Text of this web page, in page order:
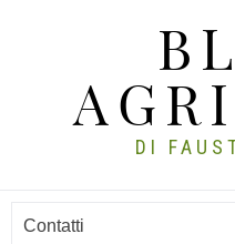
DI